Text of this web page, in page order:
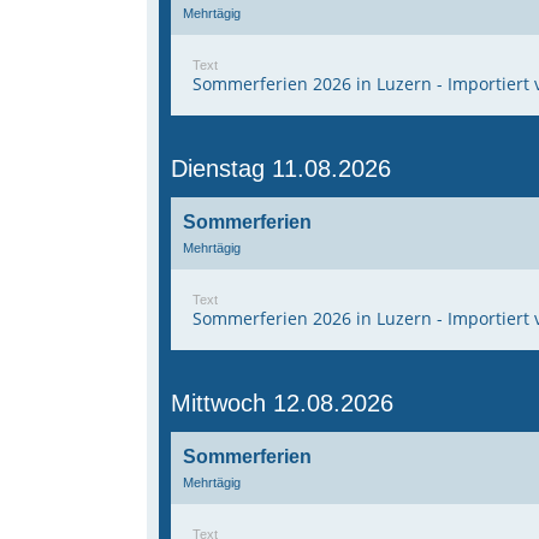
Mehrtägig
Text
Sommerferien 2026 in Luzern - Importiert
Dienstag 11.08.2026
Sommerferien
Mehrtägig
Text
Sommerferien 2026 in Luzern - Importiert
Mittwoch 12.08.2026
Sommerferien
Mehrtägig
Text